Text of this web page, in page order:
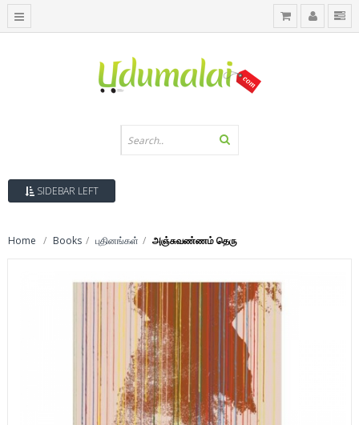
SIDEBAR LEFT
Home Books புதினங்கள் அஞ்சுவண்ணம் தெரு